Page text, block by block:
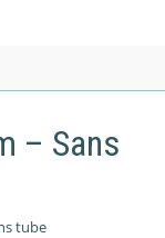
– Sans
tube